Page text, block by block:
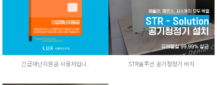
긴급재난지원금 사용처입니.. STR솔루션 공기청정기 비치